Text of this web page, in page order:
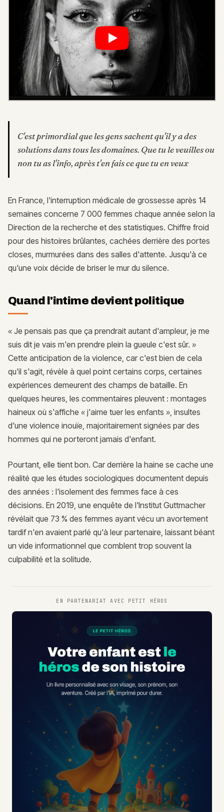
C'est primordial que les gens sachent qu'il y a des
solutions dans tous les domaines. Que tu le veuilles ou
non tu as l'info, après t'en fais ce que tu en veux
En France, l'interruption médicale de grossesse après 14
semaines concerne 7 000 femmes chaque année selon la
Direction de la recherche et des statistiques. Chiffre froid
pour des histoires brûlantes, cachées derrière des portes
closes, murmurées dans des salles d'attente. Jusqu'à ce
qu'une voix décide de briser le mur du silence.
Quand l'intime devient politique
« Je pensais pas que ça prendrait autant d'ampleur, je me
suis dit je vais m'en prendre plein la gueule c'est sûr. »
Cette anticipation de la violence, car c'est bien de cela
qu'il s'agit, révèle à quel point certains corps, certaines
expériences demeurent des champs de bataille. En
quelques heures, les commentaires pleuvent : montages
haineux où s'affiche « j'aime tuer les enfants », insultes
d'une violence inouïe, majoritairement signées par des
hommes qui ne porteront jamais d'enfant.
Pourtant, elle tient bon. Car derrière la haine se cache une
réalité que les études sociologiques documentent depuis
des années : l'isolement des femmes face à ces
décisions. En 2019, une enquête de l'Institut Guttmacher
révélait que 73 % des femmes ayant vécu un avortement
tardif n'en avaient parlé qu'à leur partenaire, laissant béant
un vide informationnel que comblent trop souvent la
culpabilité et la solitude.
EN PARTENARIAT AVEC PETIT HÉROS